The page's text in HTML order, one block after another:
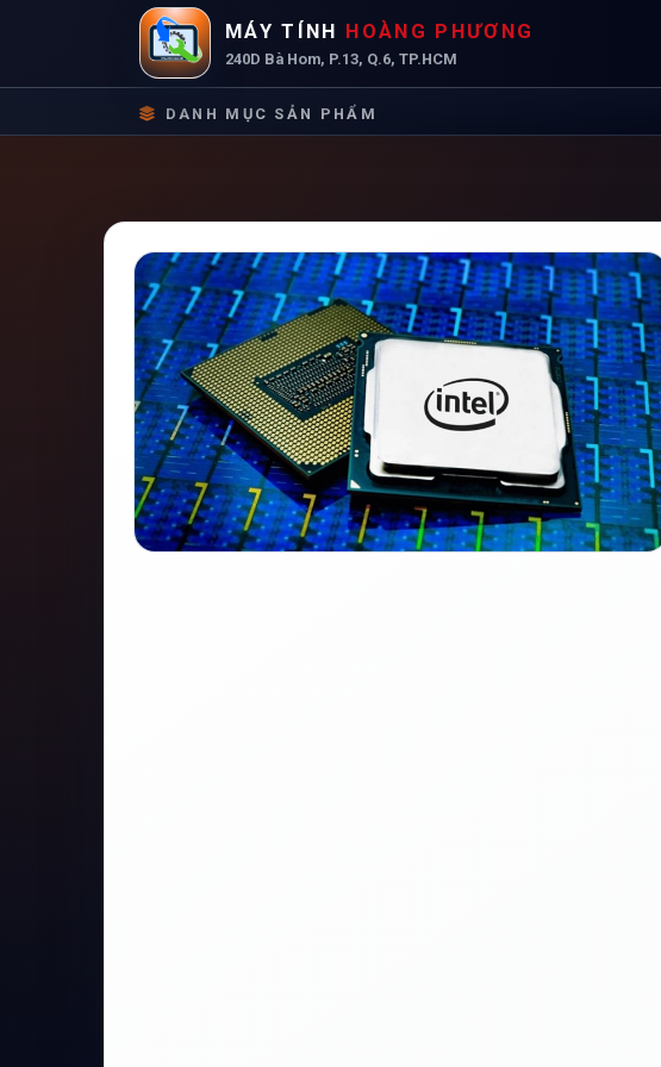
MÁY TÍNH HOÀNG PHƯƠNG
240D Bà Hom, P.13, Q.6, TP.HCM
DANH MỤC SẢN PHẨM